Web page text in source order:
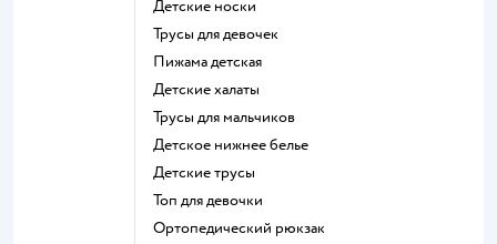
Детские носки
Трусы для девочек
Пижама детская
Детские халаты
Трусы для мальчиков
Детское нижнее белье
Детские трусы
Топ для девочки
Ортопедический рюкзак